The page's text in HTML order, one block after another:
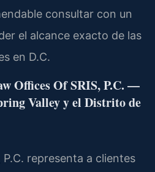
consultar con un
el alcance exacto de las
en D.C.
Offices Of SRIS, P.C. —
Valley y el Distrito de
representa a clientes